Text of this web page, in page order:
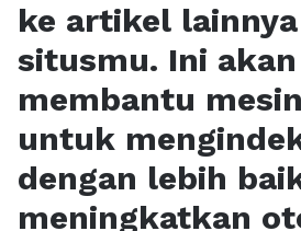
ke artikel
situsmu. Ini akan
membantu
untuk
dengan lebih
meningkatkan